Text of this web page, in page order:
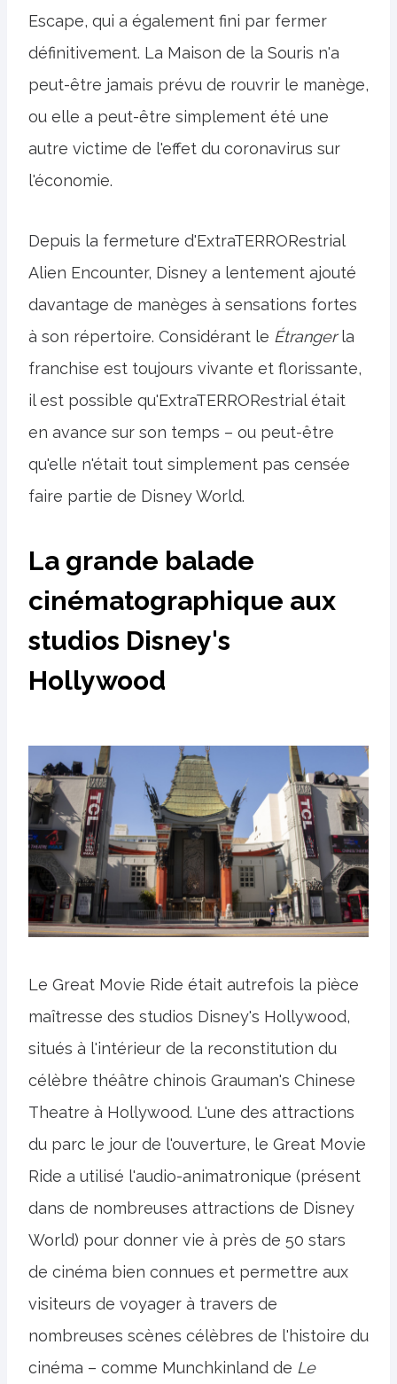
Escape, qui a également fini par fermer
définitivement. La Maison de la Souris n'a
peut-être jamais prévu de rouvrir le manège,
ou elle a peut-être simplement été une
autre victime de l'effet du coronavirus sur
l'économie.
Depuis la fermeture d'ExtraTERRORestrial
Alien Encounter, Disney a lentement ajouté
davantage de manèges à sensations fortes
à son répertoire. Considérant le Étrangerla
franchise est toujours vivante et florissante,
il est possible qu'ExtraTERRORestrial était
en avance sur son temps – ou peut-être
qu'elle n'était tout simplement pas censée
faire partie de Disney World.
La grande balade
cinématographique aux
studios Disney's
Hollywood
Le Great Movie Ride était autrefois la pièce
maîtresse des studios Disney's Hollywood,
situés à l'intérieur de la reconstitution du
célèbre théâtre chinois Grauman's Chinese
Theatre à Hollywood. L'une des attractions
du parc le jour de l'ouverture, le Great Movie
Ride a utilisé l'audio-animatronique (présent
dans de nombreuses attractions de Disney
World) pour donner vie à près de 50 stars
de cinéma bien connues et permettre aux
visiteurs de voyager à travers de
nombreuses scènes célèbres de l'histoire du
cinéma – comme Munchkinland de Le